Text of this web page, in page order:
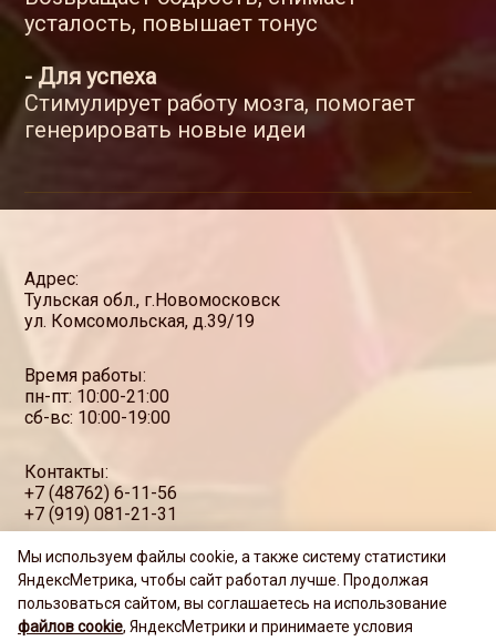
усталость, повышает тонус
- Для успеха
Стимулирует работу мозга, помогает
генерировать новые идеи
Адрес:
Тульская обл., г.Новомосковск
ул. Комсомольская, д.39/19
Время работы:
пн-пт: 10:00-21:00
сб-вс: 10:00-19:00
Контакты:
+7 (48762) 6-11-56
+7 (919) 081-21-31
Политика обработки персональных данных
Правила использования куки
ИП Черкова Алла Дмитриевна
Мы используем файлы cookie, а также систему статистики
ЯндексМетрика, чтобы сайт работал лучше. Продолжая
пользоваться сайтом, вы соглашаетесь на использование
файлов cookie, ЯндексМетрики и принимаете условия